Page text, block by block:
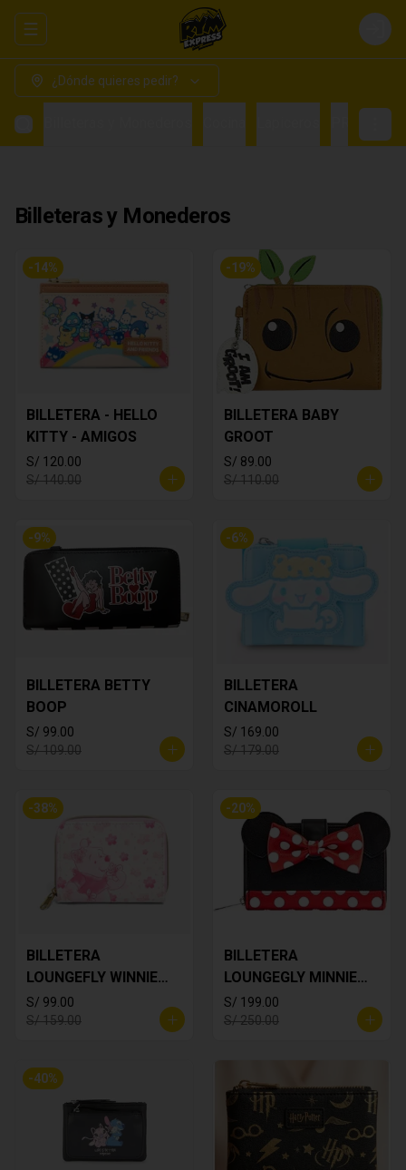
Abrir menu de navegación Login
¿Dónde quieres pedir?
Billeteras y Monederos
-14%
BILLETERA - HELLO
KITTY - AMIGOS
S/ 120.00
S/ 140.00
-19%
BILLETERA BABY
GROOT
S/ 89.00
S/ 110.00
-9%
BILLETERA BETTY
BOOP
S/ 99.00
S/ 109.00
-6%
BILLETERA
CINAMOROLL
S/ 169.00
S/ 179.00
-38%
BILLETERA
LOUNGEFLY WINNIE
THE POOH
S/ 99.00
S/ 159.00
-20%
BILLETERA
LOUNGEGLY MINNIE
MOUSE
S/ 199.00
S/ 250.00
-40%